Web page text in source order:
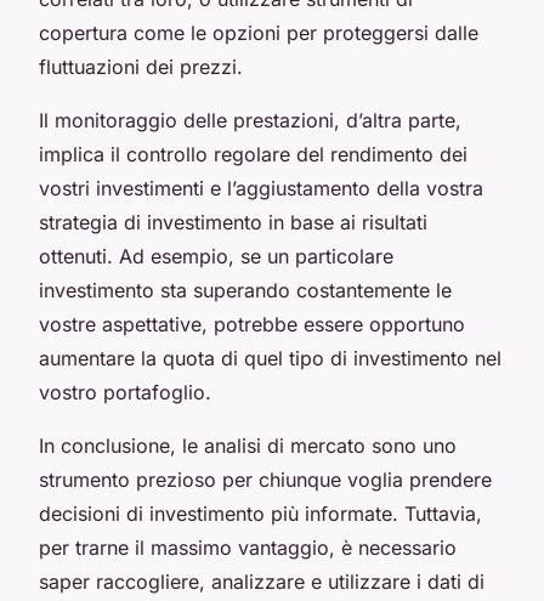
copertura come le opzioni per proteggersi dalle
fluttuazioni dei prezzi.
Il monitoraggio delle prestazioni, d’altra parte,
implica il controllo regolare del rendimento dei
vostri investimenti e l’aggiustamento della vostra
strategia di investimento in base ai risultati
ottenuti. Ad esempio, se un particolare
investimento sta superando costantemente le
vostre aspettative, potrebbe essere opportuno
aumentare la quota di quel tipo di investimento nel
vostro portafoglio.
In conclusione, le analisi di mercato sono uno
strumento prezioso per chiunque voglia prendere
decisioni di investimento più informate. Tuttavia,
per trarne il massimo vantaggio, è necessario
saper raccogliere, analizzare e utilizzare i dati di